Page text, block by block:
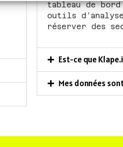
tableau de
outils
réserver des
Est-ce que
Mes données